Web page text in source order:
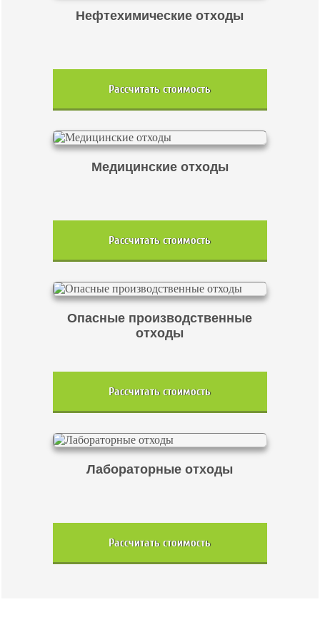
Нефтехимические отходы
Рассчитать стоимость
Медицинские отходы
Рассчитать стоимость
Опасные производственные
отходы
Рассчитать стоимость
Лабораторные отходы
Рассчитать стоимость